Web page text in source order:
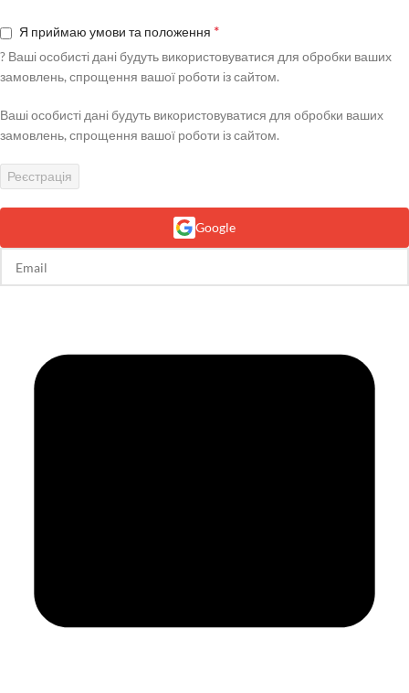
Я приймаю умови та положення *
? Ваші особисті дані будуть використовуватися для обробки ваших
замовлень, спрощення вашої роботи із сайтом.
Ваші особисті дані будуть використовуватися для обробки ваших
замовлень, спрощення вашої роботи із сайтом.
Реєстрація
Google